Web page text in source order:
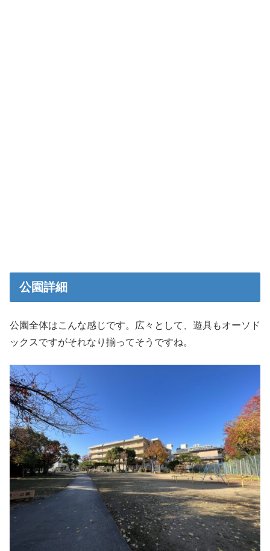
公園詳細
公園全体はこんな感じです。広々として、遊具もオーソド
ックスですがそれなり揃ってそうですね。